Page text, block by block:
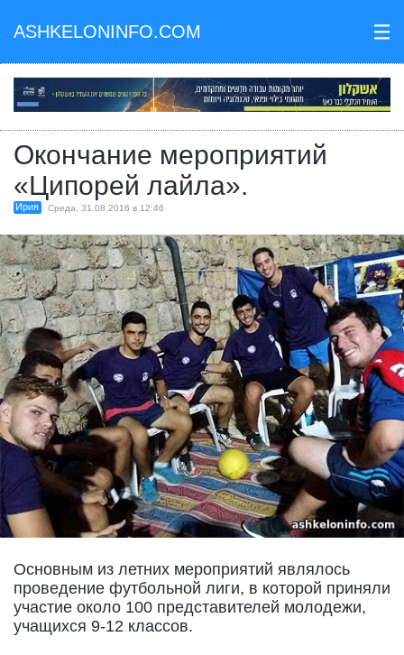
ASHKELONINFO.COM III
Окончание мероприятий
«Ципорей лайла».
Ирия Среда, 31.08.2016 в 12:46
Основным из летних мероприятий являлось
проведение футбольной лиги, в которой приняли
участие около 100 представителей молодежи,
учащихся 9-12 классов.